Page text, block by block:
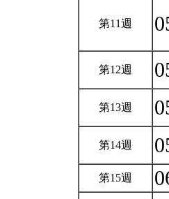
第11週
第12週
第13週
第14週
第15週